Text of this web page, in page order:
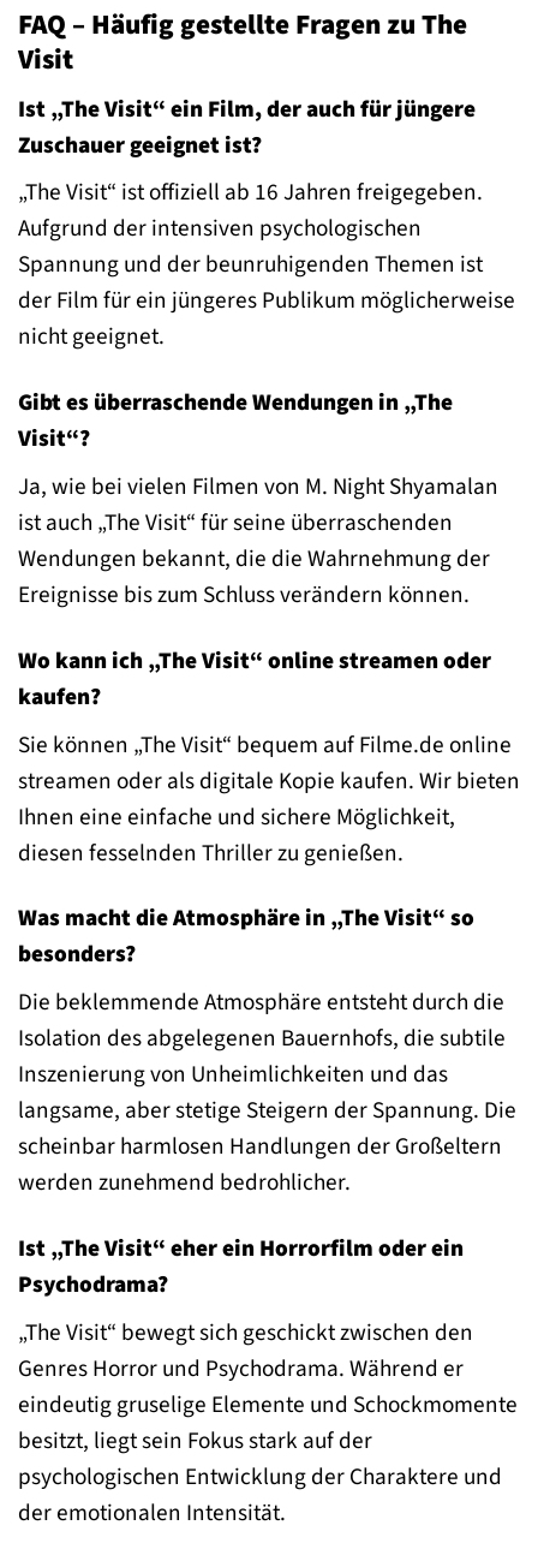
FAQ – Häufig gestellte Fragen zu The
Visit
Ist „The Visit“ ein Film, der auch für jüngere
Zuschauer geeignet ist?
„The Visit“ ist offiziell ab 16 Jahren freigegeben.
Aufgrund der intensiven psychologischen
Spannung und der beunruhigenden Themen ist
der Film für ein jüngeres Publikum möglicherweise
nicht geeignet.
Gibt es überraschende Wendungen in „The
Visit“?
Ja, wie bei vielen Filmen von M. Night Shyamalan
ist auch „The Visit“ für seine überraschenden
Wendungen bekannt, die die Wahrnehmung der
Ereignisse bis zum Schluss verändern können.
Wo kann ich „The Visit“ online streamen oder
kaufen?
Sie können „The Visit“ bequem auf Filme.de online
streamen oder als digitale Kopie kaufen. Wir bieten
Ihnen eine einfache und sichere Möglichkeit,
diesen fesselnden Thriller zu genießen.
Was macht die Atmosphäre in „The Visit“ so
besonders?
Die beklemmende Atmosphäre entsteht durch die
Isolation des abgelegenen Bauernhofs, die subtile
Inszenierung von Unheimlichkeiten und das
langsame, aber stetige Steigern der Spannung. Die
scheinbar harmlosen Handlungen der Großeltern
werden zunehmend bedrohlicher.
Ist „The Visit“ eher ein Horrorfilm oder ein
Psychodrama?
„The Visit“ bewegt sich geschickt zwischen den
Genres Horror und Psychodrama. Während er
eindeutig gruselige Elemente und Schockmomente
besitzt, liegt sein Fokus stark auf der
psychologischen Entwicklung der Charaktere und
der emotionalen Intensität.